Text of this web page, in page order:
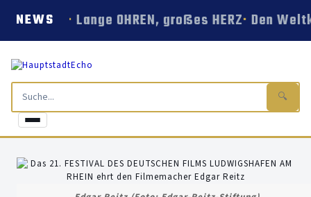
NEWS Lange OHREN, großes HERZ Den
🔍